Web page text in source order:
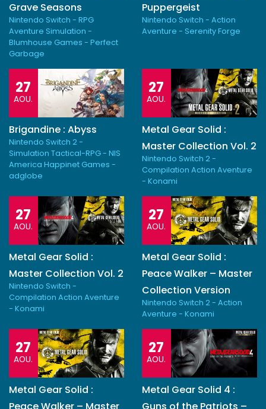
Grave Seasons
Nintendo Switch - RPG
Aventure Simulation -
Blumhouse Games - Perfect
Garbage
Puppergeist
Nintendo Switch - Action
Aventure - Serenity Forge
27
AOU.
Brigandine : Abyss
Nintendo Switch 2 -
Simulation Tactical-RPG - NIS
America Happinet Games -
adglobe
27
AOU.
Metal Gear Solid :
Master Collection Vol. 2
Nintendo Switch 2 -
Compilation Action Aventure
- Konami
27
AOU.
Metal Gear Solid :
Master Collection Vol. 2
Nintendo Switch -
Compilation Action Aventure
- Konami
27
AOU.
Metal Gear Solid :
Peace Walker – Master
Collection Version
Nintendo Switch 2 - Action
Aventure - Konami
27
AOU.
Metal Gear Solid :
Peace Walker – Master
27
AOU.
Metal Gear Solid 4 :
Guns of the Patriots –